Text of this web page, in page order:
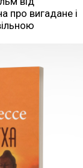
про вигадане і